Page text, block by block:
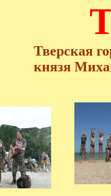
Тверская
князя